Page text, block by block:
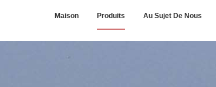
Maison Produits Au Sujet De Nous